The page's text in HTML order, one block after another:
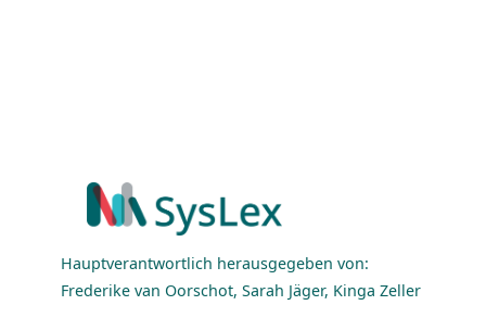
Hauptverantwortlich herausgegeben von:
Frederike van Oorschot, Sarah Jäger, Kinga Zeller